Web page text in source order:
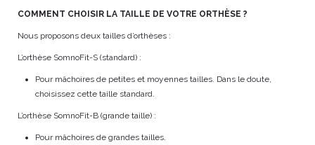
COMMENT CHOISIR LA TAILLE DE VOTRE ORTHÈSE ?
Nous proposons deux tailles d’orthèses :
L’orthèse SomnoFit-S (standard) :
Pour mâchoires de petites et moyennes tailles. Dans le doute,
choisissez cette taille standard.
L’orthèse SomnoFit-B (grande taille) :
Pour mâchoires de grandes tailles.